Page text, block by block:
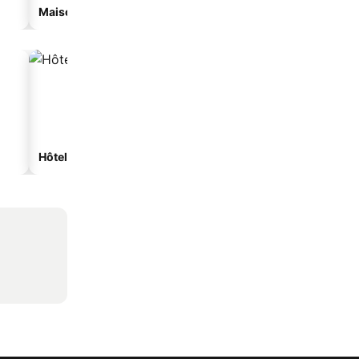
Maison d'hôtes
Hôtels spa